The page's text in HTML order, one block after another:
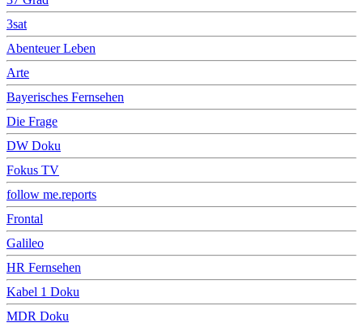
3sat
Abenteuer Leben
Arte
Bayerisches Fernsehen
Die Frage
DW Doku
Fokus TV
follow me.reports
Frontal
Galileo
HR Fernsehen
Kabel 1 Doku
MDR Doku